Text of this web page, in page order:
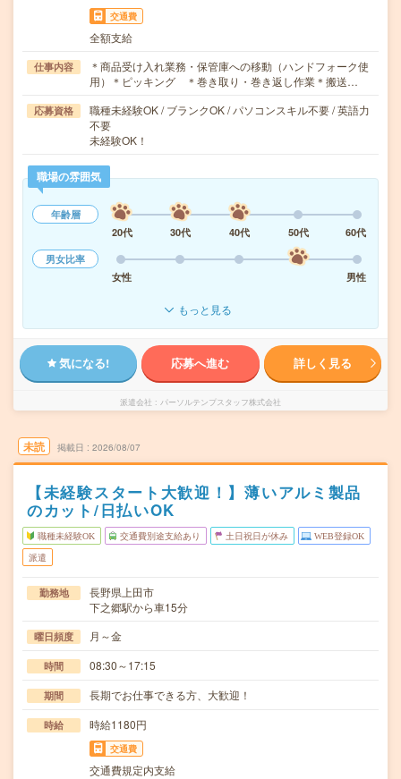
交通費
全額支給
仕事内容
＊商品受け入れ業務・保管庫への移動（ハンドフォーク使
用）＊ピッキング ＊巻き取り・巻き返し作業＊搬送…
応募資格
職種未経験OK / ブランクOK / パソコンスキル不要 / 英語力
不要
未経験OK！
職場の雰囲気
年齢層
20代
30代 40代 50代
60代
男女比率
女性
男性
もっと見る
気になる! 応募へ進む 詳しく見る
派遣会社 パーソルテンプスタッフ株式会社
未読 掲載日 2026/08/07
【未経験スタート大歓迎！】薄いアルミ製品
のカット/日払いOK
職種未経験OK 交通費別途支給あり 土日祝日が休み WEB登録OK
派遣
勤務地
長野県上田市
下之郷駅から車15分
曜日頻度 月～金
時間 08:30～17:15
期間 長期でお仕事できる方、大歓迎！
時給 時給1180円
交通費
交通費規定内支給